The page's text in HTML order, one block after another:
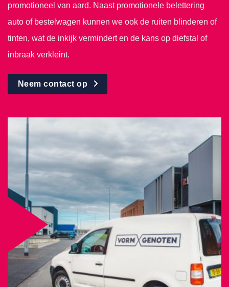
promotioneel van aard. Naast promotionele belettering
auto of bestelwagen kunnen we ook de ruiten blinderen of
tinten, wat de inkijk vermindert en de kans op diefstal of
inbraak verkleint.
Neem contact op